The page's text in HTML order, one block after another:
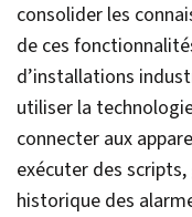
consolider les
de ces
d’installations
utiliser la
connecter aux
exécuter des
historique des